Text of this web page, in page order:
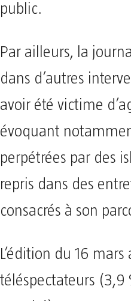
public.
Par ailleurs, la
dans d’autres
avoir été victime
évoquant
perpétrées par des
repris dans des
consacrés à son
L’édition du 16
téléspectateurs (3,9